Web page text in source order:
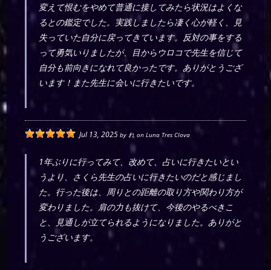
変えて恨むをやめて普通に接してみたら状況はよくな
るとの鑑定でした。実践しましたら凄く心が軽く、見
失っていた自分に戻ってきています。反対の事をする
って勇気いりましたが、目からウロコで先生を信じて
自分も前向きになれて良かったです。ありがとうござ
います！また先生に会いに行きたいです。
Jul 13, 2025 byれ onLuna Tres Clova
1年ぶりに行ってみて、改めて、占いに行きたいとい
うより、さくら先生の占いに行きたいのだと感じまし
た。行った後は、周りとの距離の取り方や関わり方が
変わりました。肩の力も抜けて、今後のやるべきこ
と、見通しが立てられるようになりました。ありがと
うございます。